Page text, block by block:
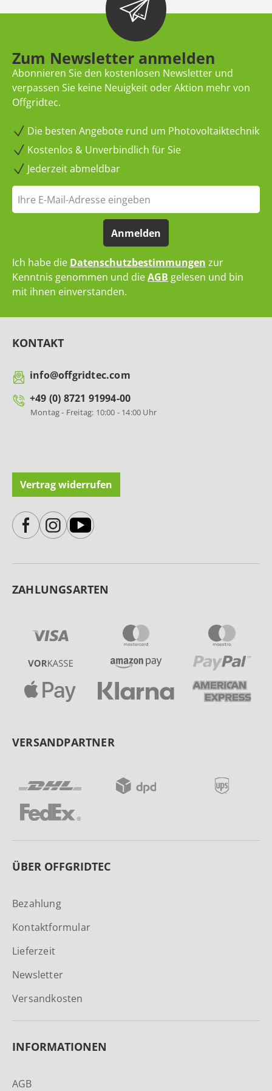
Zum Newsletter anmelden
Abonnieren Sie den kostenlosen Newsletter und
verpassen Sie keine Neuigkeit oder Aktion mehr von
Offgridtec.
Die besten Angebote rund um Photovoltaiktechnik
Kostenlos & Unverbindlich für Sie
Jederzeit abmeldbar
Anmelden
Ich habe die Datenschutzbestimmungen zur
Kenntnis genommen und dieAGB gelesen und bin
mit ihnen einverstanden.
KONTAKT
info@offgridtec.com
+49 (0) 8721 91994-00
Montag - Freitag: 10:00 - 14:00 Uhr
Vertrag widerrufen
ZAHLUNGSARTEN
VERSANDPARTNER
ÜBER OFFGRIDTEC
Bezahlung
Kontaktformular
Lieferzeit
Newsletter
Versandkosten
INFORMATIONEN
AGB